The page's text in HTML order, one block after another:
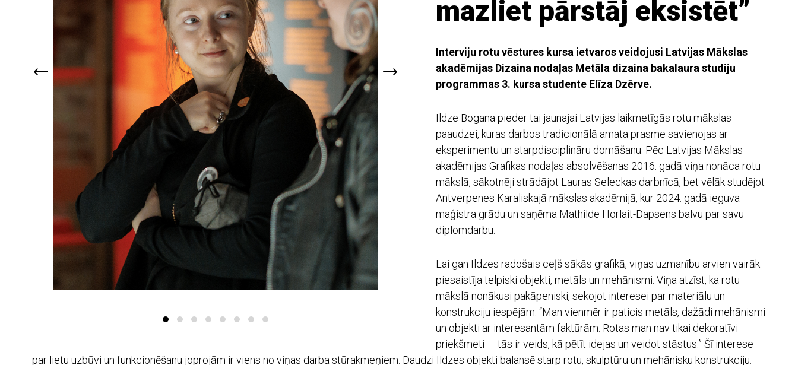
mazliet pārstāj eksistēt”
Interviju rotu vēstures kursa ietvaros veidojusi Latvijas Mākslas
akadēmijas Dizaina nodaļas Metāla dizaina bakalaura studiju
programmas 3. kursa studente Elīza Dzērve.
Ildze Bogana pieder tai jaunajai Latvijas laikmetīgās rotu mākslas
paaudzei, kuras darbos tradicionālā amata prasme savienojas ar
eksperimentu un starpdisciplināru domāšanu. Pēc Latvijas Mākslas
akadēmijas Grafikas nodaļas absolvēšanas 2016. gadā viņa nonāca rotu
mākslā, sākotnēji strādājot Lauras Seleckas darbnīcā, bet vēlāk studējot
Antverpenes Karaliskajā mākslas akadēmijā, kur 2024. gadā ieguva
maģistra grādu un saņēma Mathilde Horlait-Dapsens balvu par savu
diplomdarbu.
Lai gan Ildzes radošais ceļš sākās grafikā, viņas uzmanību arvien vairāk
piesaistīja telpiski objekti, metāls un mehānismi. Viņa atzīst, ka rotu
mākslā nonākusi pakāpeniski, sekojot interesei par materiālu un
konstrukciju iespējām. “Man vienmēr ir paticis metāls, dažādi mehānismi
un objekti ar interesantām faktūrām. Rotas man nav tikai dekoratīvi
priekšmeti — tās ir veids, kā pētīt idejas un veidot stāstus.” Šī interese
par lietu uzbūvi un funkcionēšanu joprojām ir viens no viņas darba stūrakmeņiem. Daudzi Ildzes objekti balansē starp rotu, skulptūru un mehānisku konstrukciju.